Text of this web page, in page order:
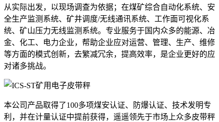
从实际出发，以现场调查为依据；在煤矿综合自动化系统、安
全生产监测系统、矿井调度/无线通讯系统、工作面可视化系
统、矿山压力无线监测系统。专业服务于国内众多的能源、冶
金、化工、电力企业，帮助企业应对运营、管理、生产、维修
等方面的模式创新，去繁减冗余，提高效率，是企业更好的应
对诸多挑战。
本公司产品取得了100多项煤安认证、防爆认证、技术发明专
利，并在计量认证中提前获得，遥遥领先于市场上众多皮带秤